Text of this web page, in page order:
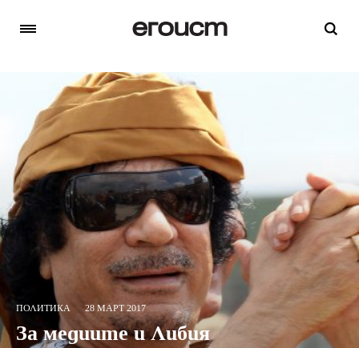
ПОЛИТИКА 28 МАРТ 2017
За медиите и Либия